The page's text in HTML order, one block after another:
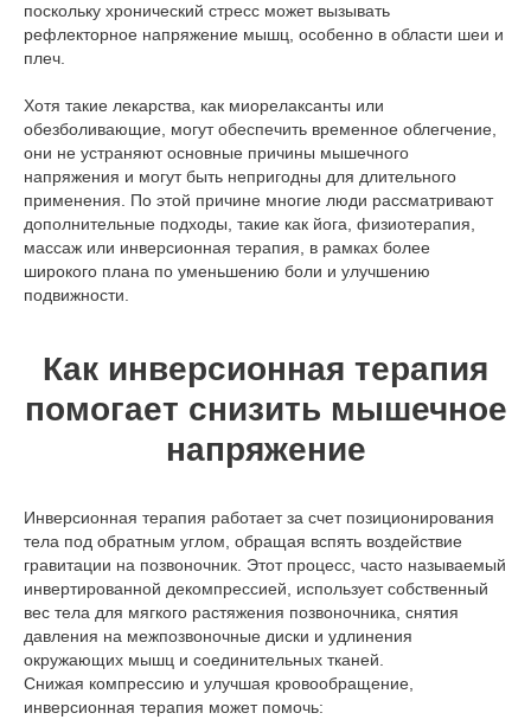
поскольку хронический стресс может вызывать
рефлекторное напряжение мышц, особенно в области шеи и
плеч.
Хотя такие лекарства, как миорелаксанты или
обезболивающие, могут обеспечить временное облегчение,
они не устраняют основные причины мышечного
напряжения и могут быть непригодны для длительного
применения. По этой причине многие люди рассматривают
дополнительные подходы, такие как йога, физиотерапия,
массаж или инверсионная терапия, в рамках более
широкого плана по уменьшению боли и улучшению
подвижности.
Как инверсионная терапия
помогает снизить мышечное
напряжение
Инверсионная терапия работает за счет позиционирования
тела под обратным углом, обращая вспять воздействие
гравитации на позвоночник. Этот процесс, часто называемый
инвертированной декомпрессией, использует собственный
вес тела для мягкого растяжения позвоночника, снятия
давления на межпозвоночные диски и удлинения
окружающих мышц и соединительных тканей.
Снижая компрессию и улучшая кровообращение,
инверсионная терапия может помочь: